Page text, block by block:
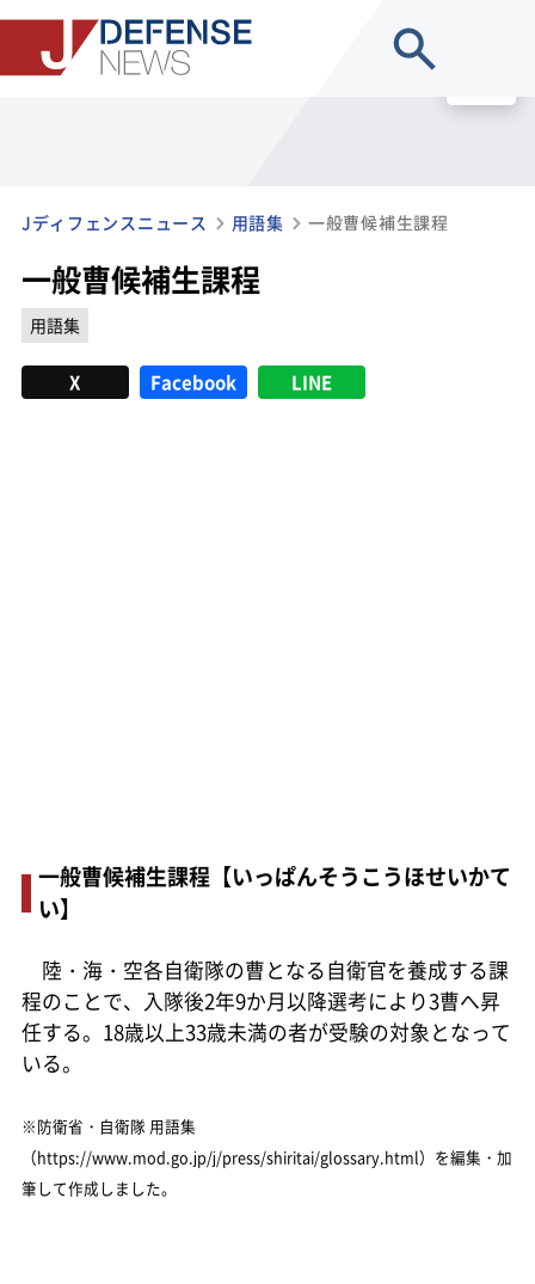
Jディフェンスニュース 用語集 一般曹候補生課程
一般曹候補生課程
用語集
X Facebook LINE
一般曹候補生課程【いっぱんそうこうほせいかて
い】
陸・海・空各自衛隊の曹となる自衛官を養成する課
程のことで、入隊後2年9か月以降選考により3曹へ昇
任する。18歳以上33歳未満の者が受験の対象となって
いる。
※防衛省・自衛隊 用語集
（https://www.mod.go.jp/j/press/shiritai/glossary.html）を編集・加
筆して作成しました。